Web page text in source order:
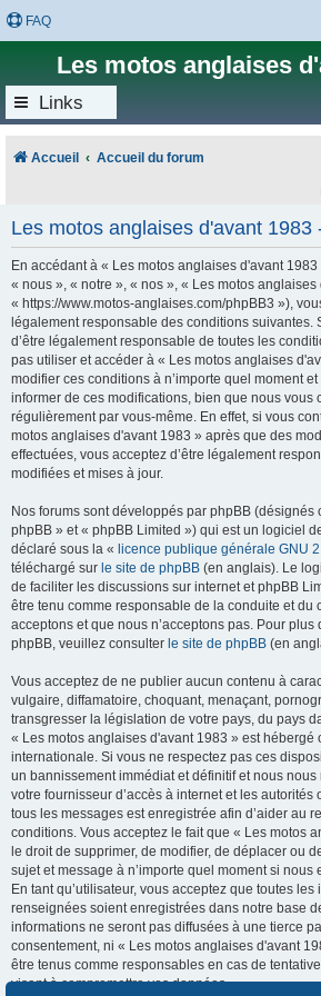
FAQ
Les motos anglaises
Links
Accueil Accueil du forum
Les motos anglaises d'avant 1983
En accédant à « Les motos anglaises d'avant
« nous », « notre », « nos », « Les motos
« https://www.motos-anglaises.com/phpBB3 »),
légalement responsable des conditions suivantes.
d’être légalement responsable de toutes les
pas utiliser et accéder à « Les motos anglaises
modifier ces conditions à n’importe quel moment
informer de ces modifications, bien que nous vous
régulièrement par vous-même. En effet, si vous
motos anglaises d'avant 1983 » après que des
effectuées, vous acceptez d’être légalement
modifiées et mises à jour.
Nos forums sont développés par phpBB (désignés
phpBB » et « phpBB Limited ») qui est un logiciel
déclaré sous la « licence publique générale GNU
téléchargé sur le site de phpBB (en anglais). Le
de faciliter les discussions sur internet et phpBB
être tenu comme responsable de la conduite et du
acceptons et que nous n’acceptons pas. Pour plus
phpBB, veuillez consulter le site de phpBB (en
Vous acceptez de ne publier aucun contenu à
vulgaire, diffamatoire, choquant, menaçant,
transgresser la législation de votre pays, du pays
« Les motos anglaises d'avant 1983 » est hébergé
internationale. Si vous ne respectez pas ces
un bannissement immédiat et définitif et nous nous
votre fournisseur d’accès à internet et les autorités
tous les messages est enregistrée afin d’aider au
conditions. Vous acceptez le fait que « Les motos
le droit de supprimer, de modifier, de déplacer ou
sujet et message à n’importe quel moment si nous
En tant qu’utilisateur, vous acceptez que toutes
renseignées soient enregistrées dans notre base
informations ne seront pas diffusées à une tierce
consentement, ni « Les motos anglaises d'avant
être tenus comme responsables en cas de
visant à compromettre vos données.